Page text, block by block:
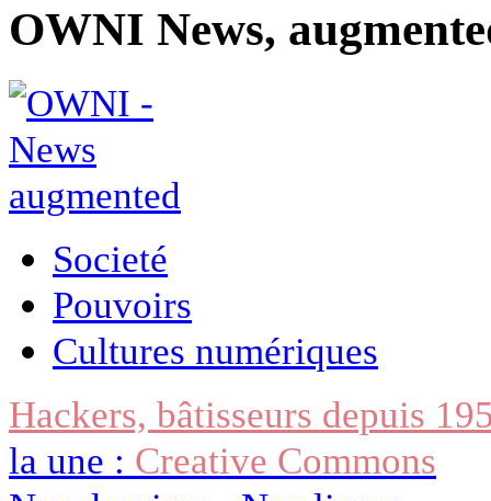
OWNI News,
Societé
Pouvoirs
Cultures numériques
Hackers, bâtisseurs depuis
la une : Creative Commons